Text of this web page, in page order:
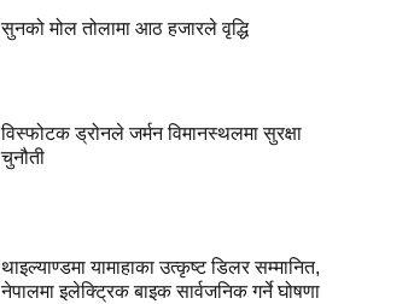
सुनको मोल तोलामा आठ हजारले वृद्धि
विस्फोटक ड्रोनले जर्मन विमानस्थलमा सुरक्षा
चुनौती
थाइल्याण्डमा यामाहाका उत्कृष्ट डिलर सम्मानित,
नेपालमा इलेक्ट्रिक बाइक सार्वजनिक गर्ने घोषणा